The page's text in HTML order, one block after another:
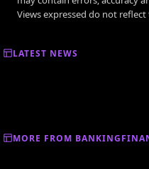
Views expressed do not
LATEST NEWS
MORE FROM